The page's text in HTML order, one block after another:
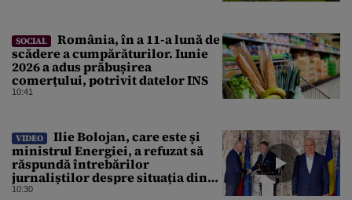
SOCIAL
România, în a 11-a lună de
scădere a cumpărăturilor. Iunie
2026 a adus prăbușirea
comerțului, potrivit datelor INS
10:41
VIDEO
Ilie Bolojan, care este și
ministrul Energiei, a refuzat să
răspundă întrebărilor
jurnaliștilor despre situația din
energie. România traversează în
10:30